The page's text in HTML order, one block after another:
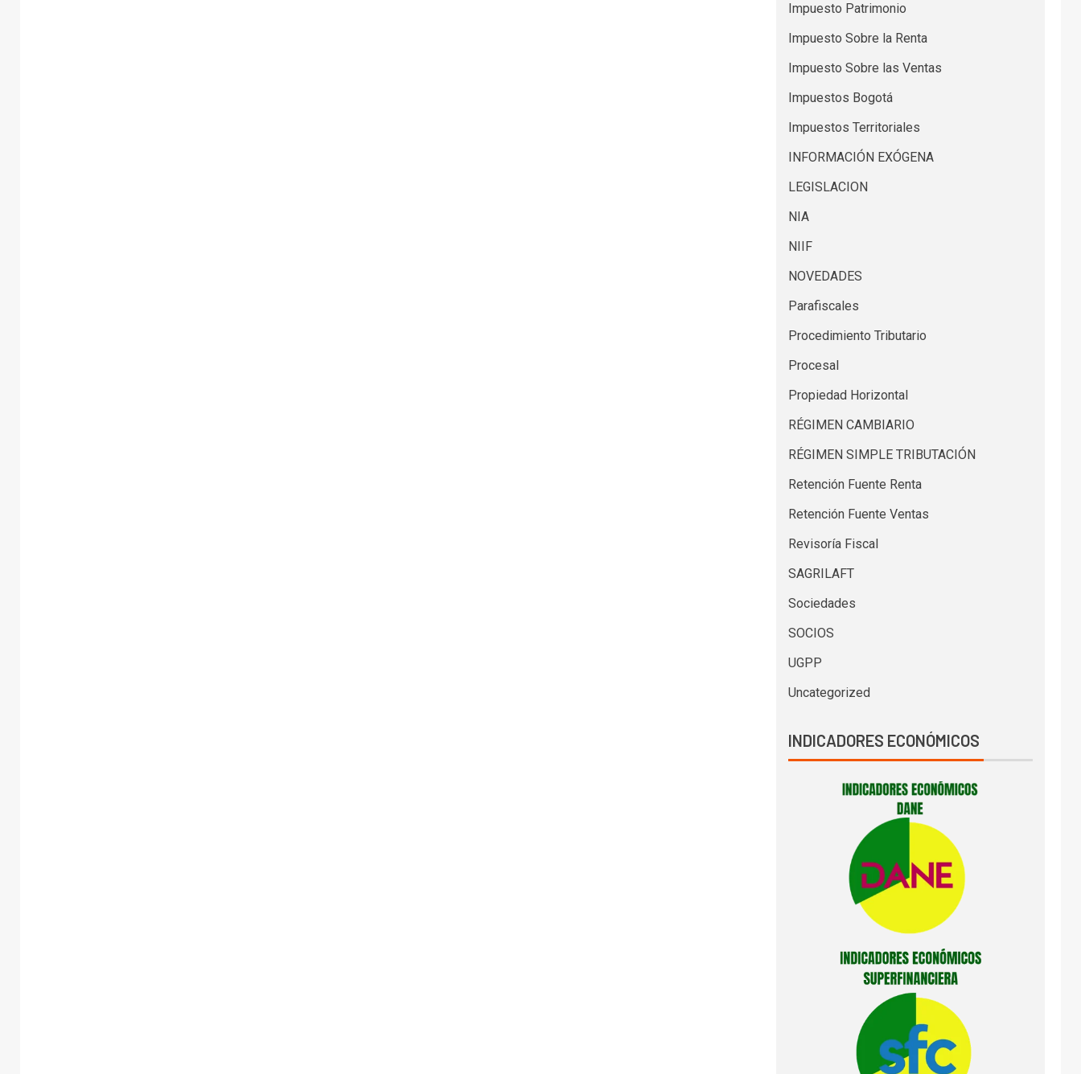
Impuesto Patrimonio
Impuesto Sobre la Renta
Impuesto Sobre las Ventas
Impuestos Bogotá
Impuestos Territoriales
INFORMACIÓN EXÓGENA
LEGISLACION
NIA
NIIF
NOVEDADES
Parafiscales
Procedimiento Tributario
Procesal
Propiedad Horizontal
RÉGIMEN CAMBIARIO
RÉGIMEN SIMPLE TRIBUTACIÓN
Retención Fuente Renta
Retención Fuente Ventas
Revisoría Fiscal
SAGRILAFT
Sociedades
SOCIOS
UGPP
Uncategorized
INDICADORES ECONÓMICOS